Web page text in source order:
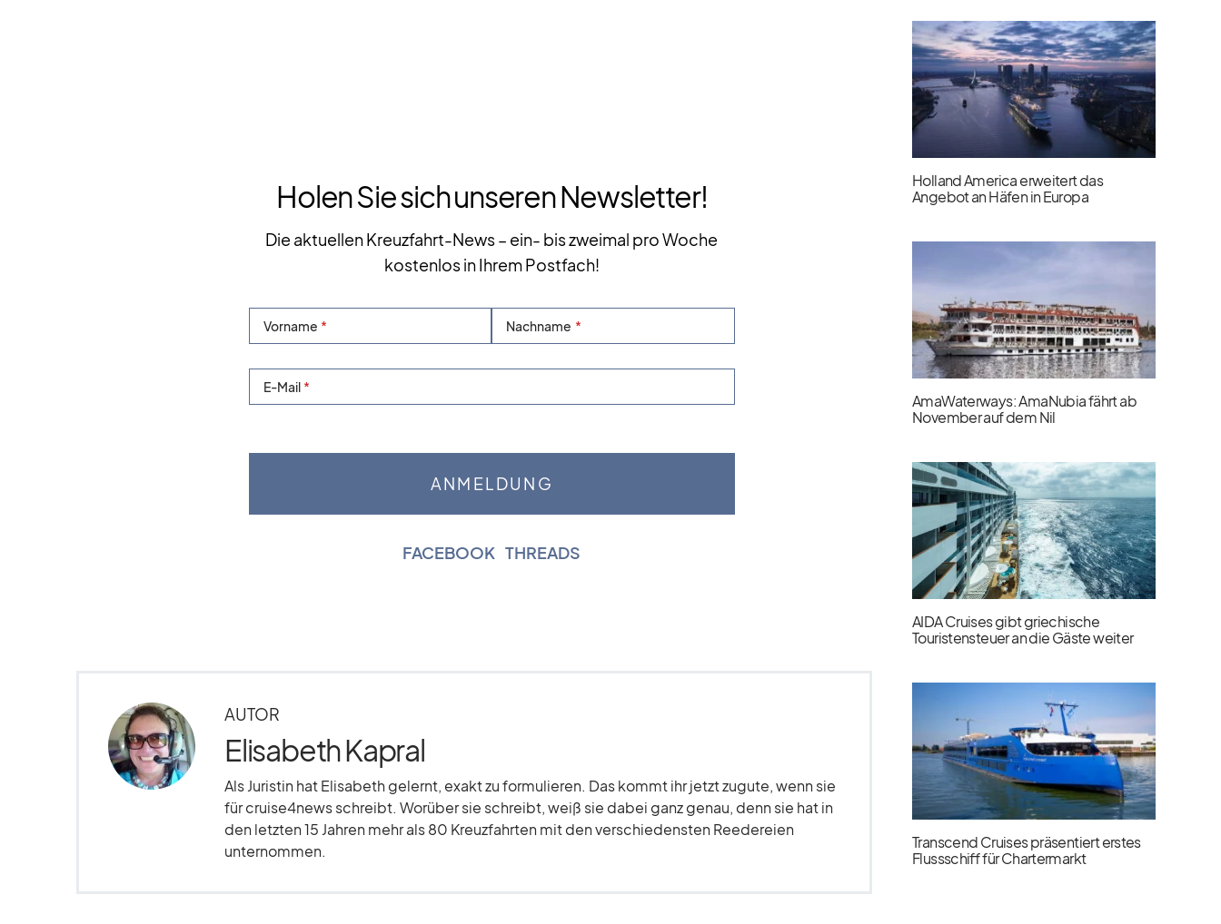
Holen Sie sich unseren Newsletter!
Die aktuellen Kreuzfahrt-News – ein- bis zweimal pro Woche
kostenlos in Ihrem Postfach!
Vorname Nachname
E-Mail
FACEBOOK |THREADS
AUTOR
Elisabeth Kapral
Als Juristin hat Elisabeth gelernt, exakt zu formulieren. Das kommt ihr jetzt zugute, wenn sie
für cruise4news schreibt. Worüber sie schreibt, weiß sie dabei ganz genau, denn sie hat in
den letzten 15 Jahren mehr als 80 Kreuzfahrten mit den verschiedensten Reedereien
unternommen.
Holland America erweitert das
Angebot an Häfen in Europa
AmaWaterways: AmaNubia fährt ab
November auf dem Nil
AIDA Cruises gibt griechische
Touristensteuer an die Gäste weiter
Transcend Cruises präsentiert erstes
Flussschiff für Chartermarkt